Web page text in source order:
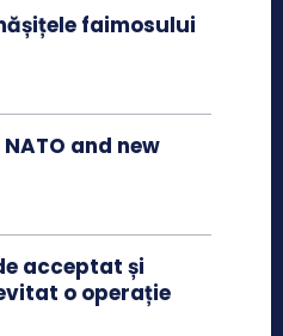
faimosului
and new
acceptat și
o operație